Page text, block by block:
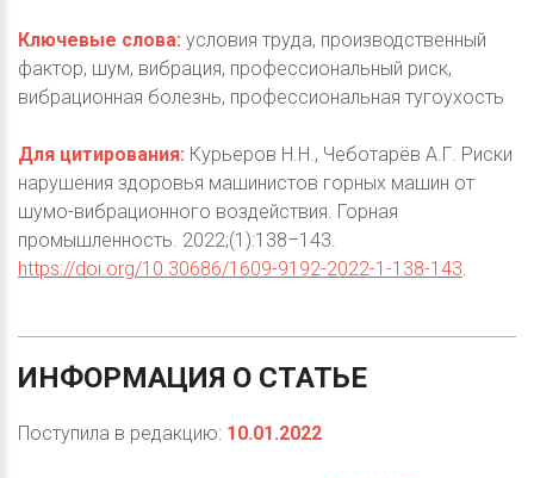
Ключевые слова: условия труда, производственный
фактор, шум, вибрация, профессиональный риск,
вибрационная болезнь, профессиональная тугоухость
Для цитирования: Курьеров Н.Н., Чеботарёв А.Г. Риски
нарушения здоровья машинистов горных машин от
шумо-вибрационного воздействия. Горная
промышленность. 2022;(1):138–143.
https://doi.org/10.30686/1609-9192-2022-1-138-143.
ИНФОРМАЦИЯ О СТАТЬЕ
Поступила в редакцию: 10.01.2022